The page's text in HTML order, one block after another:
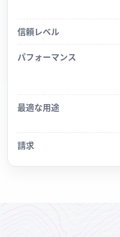
信頼レベル
パフォーマンス
最適な用途
請求